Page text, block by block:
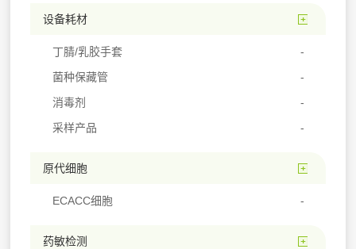
设备耗材
丁腈/乳胶手套
菌种保藏管
消毒剂
采样产品
原代细胞
ECACC细胞
药敏检测